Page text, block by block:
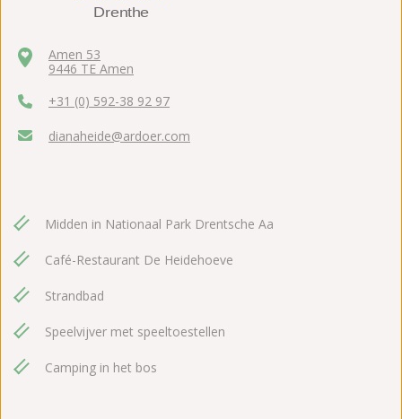
Amen 53
9446 TE Amen
+31 (0) 592-38 92 97
dianaheide@ardoer.com
Midden in Nationaal Park Drentsche Aa
Café-Restaurant De Heidehoeve
Strandbad
Speelvijver met speeltoestellen
Camping in het bos